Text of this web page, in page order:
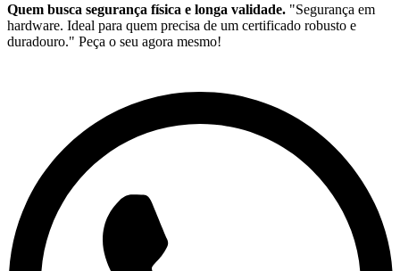
Quem busca segurança física e longa validade. "Segurança em
hardware. Ideal para quem precisa de um certificado robusto e
duradouro." Peça o seu agora mesmo!